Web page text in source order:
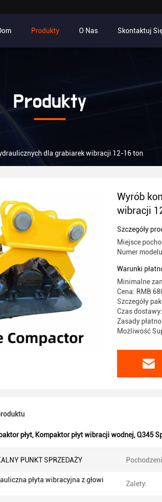
Produkty O Nas Skontaktuj
Produkty
dla grabiarek wibracji 12-16 ton
Wyrób
wibracji
Szczegóły
Miejsce
Numer
Warunki
Minimalne
Cena: RMB
Szczegóły
Czas
Zasady
Możliwość
płyt, Kompaktor płyt wibracji wodnej,Q345
PUNKT SPRZEDAŻY
płyta wibracyjna z głowi
Zalety: